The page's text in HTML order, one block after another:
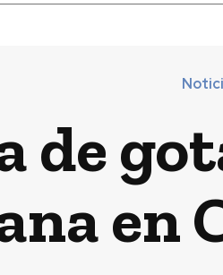
de
en